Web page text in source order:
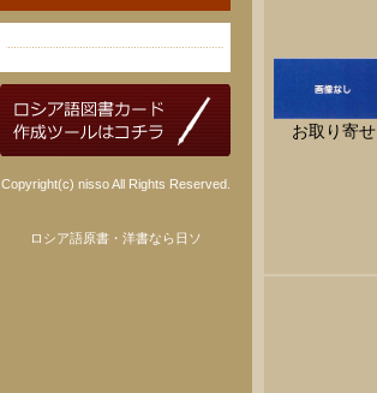
Copyright(c) nisso All Rights Reserved.
ロシア語原書・洋書なら日ソ
お取り寄せ